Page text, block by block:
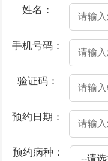
姓名：
手机号码：
验证码：
预约日期：
预约病种：